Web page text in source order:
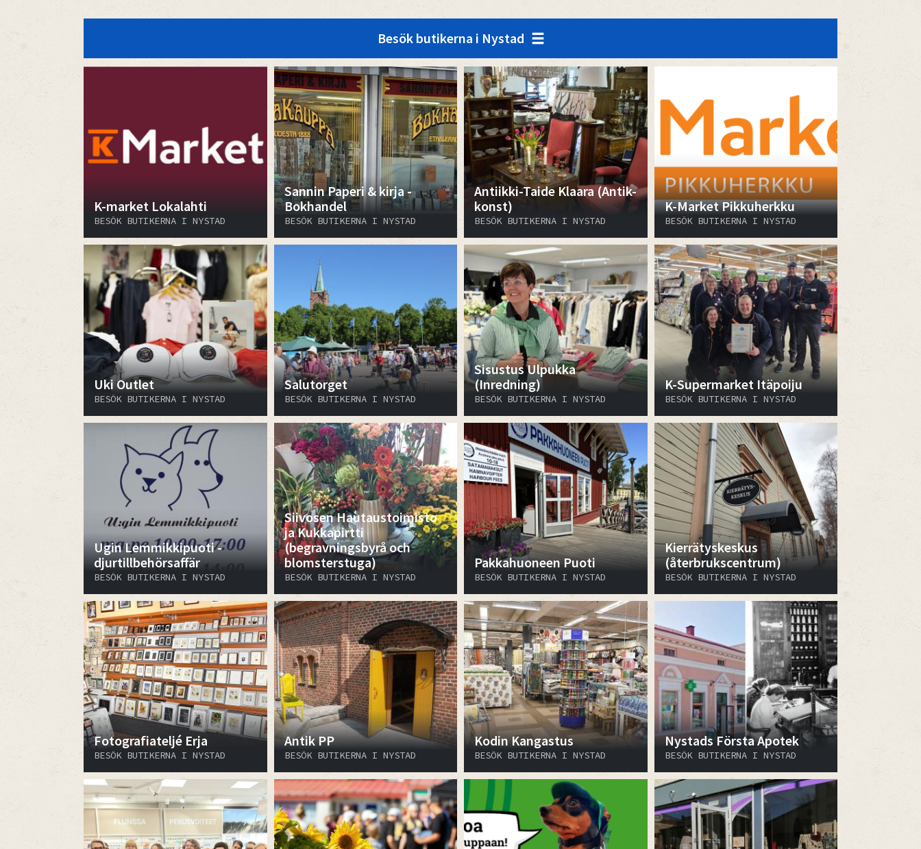
Besök butikerna i Nystad
K-market Lokalahti
BESÖK BUTIKERNA I NYSTAD
Sannin Paperi & kirja -
Bokhandel
BESÖK BUTIKERNA I NYSTAD
Antiikki-Taide Klaara (Antik-
konst)
BESÖK BUTIKERNA I NYSTAD
K-Market Pikkuherkku
BESÖK BUTIKERNA I NYSTAD
Uki Outlet
BESÖK BUTIKERNA I NYSTAD
Salutorget
BESÖK BUTIKERNA I NYSTAD
Sisustus Ulpukka
(Inredning)
BESÖK BUTIKERNA I NYSTAD
K-Supermarket Itäpoiju
BESÖK BUTIKERNA I NYSTAD
Ugin Lemmikkipuoti -
djurtillbehörsaffär
BESÖK BUTIKERNA I NYSTAD
​​​​​​​Siivosen Hautaustoimisto
ja Kukkapirtti
(begravningsbyrå och
blomsterstuga)
BESÖK BUTIKERNA I NYSTAD
Pakkahuoneen Puoti
BESÖK BUTIKERNA I NYSTAD
Kierrätyskeskus
(återbrukscentrum)
BESÖK BUTIKERNA I NYSTAD
Fotografiateljé Erja
BESÖK BUTIKERNA I NYSTAD
Antik PP
BESÖK BUTIKERNA I NYSTAD
Kodin Kangastus
BESÖK BUTIKERNA I NYSTAD
Nystads Första Apotek
BESÖK BUTIKERNA I NYSTAD